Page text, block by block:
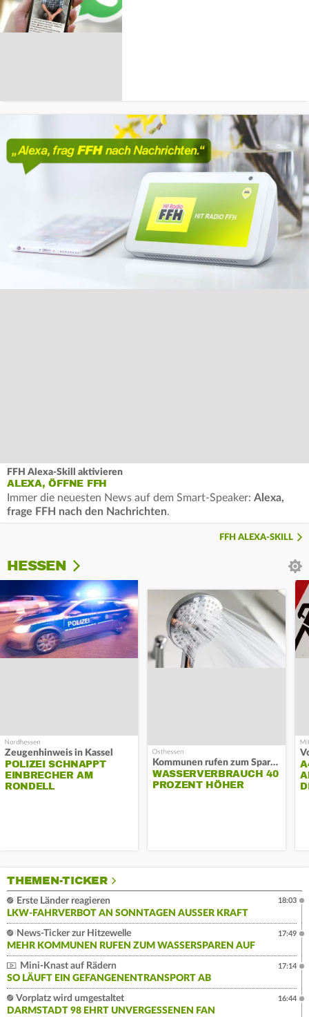
FFH Alexa-Skill aktivieren
ALEXA, ÖFFNE FFH
Immer die neuesten News auf dem Smart-Speaker: Alexa,
frage FFH nach den Nachrichten.
FFH ALEXA-SKILL
HESSEN
Zeugenhinweis in Kassel
POLIZEI SCHNAPPT
EINBRECHER AM
RONDELL
Kommunen rufen zum Sparen auf
WASSERVERBRAUCH 40
PROZENT HÖHER
THEMEN-TICKER
Erste Länder reagieren
LKW-FAHRVERBOT AN SONNTAGEN AUSSER KRAFT
18:03
News-Ticker zur Hitzewelle
MEHR KOMMUNEN RUFEN ZUM WASSERSPAREN AUF
17:49
Mini-Knast auf Rädern
SO LÄUFT EIN GEFANGENENTRANSPORT AB
17:14
Vorplatz wird umgestaltet
DARMSTADT 98 EHRT UNVERGESSENEN FAN
16:44